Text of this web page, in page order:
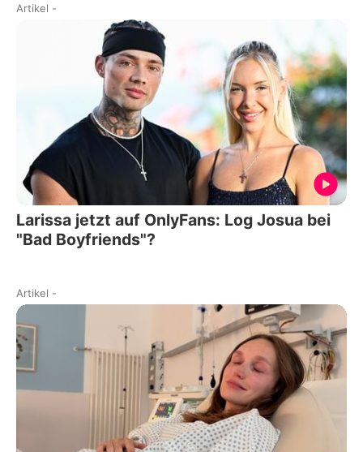
Artikel -
Larissa jetzt auf OnlyFans: Log Josua bei
"Bad Boyfriends"?
Artikel -